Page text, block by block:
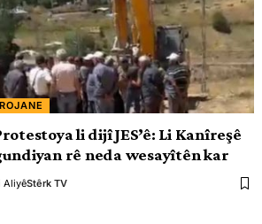
ROJANE
li dijî JES’ê: Li Kanîreşê
rê neda wesayîtên kar
AliyêStêrk TV